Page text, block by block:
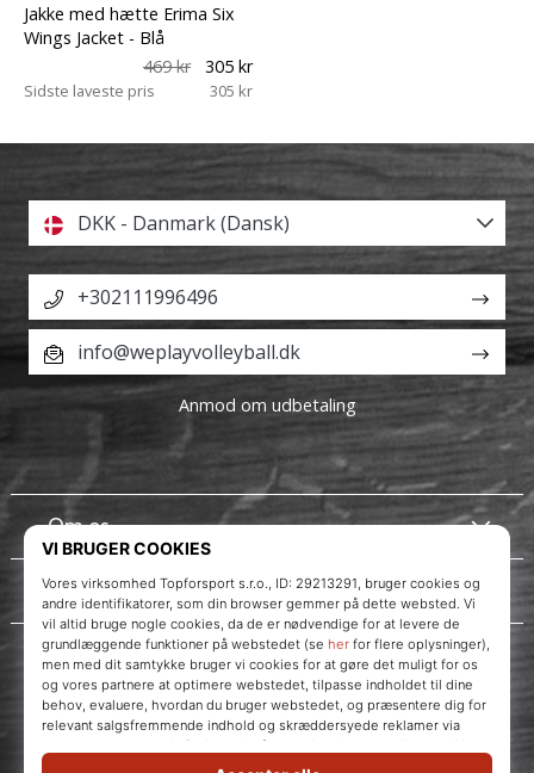
Jakke med hætte Erima Six
Wings Jacket - Blå
469 kr
305 kr
Sidste laveste pris 305 kr
WePlayVolleyball.dk
Om os
Kundeservice
DKK - Danmark (Dansk)
+302111996496
info@weplayvolleyball.dk
Anmod om udbetaling